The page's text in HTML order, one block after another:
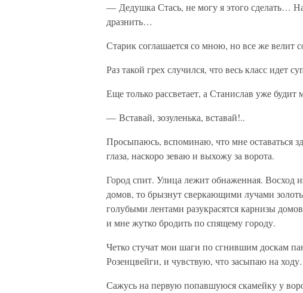
— Дедушка Стась, не могу я этого сделать…
дразнить…
Старик соглашается со мною, но все же велит
Раз такой грех случился, что весь класс идет
Еще только рассветает, а Станислав уже будит
— Вставай, зозуленька, вставай!..
Просыпаюсь, вспоминаю, что мне оставаться
глаза, наскоро зеваю и выхожу за ворота.
Город спит. Улица лежит обнаженная. Восход
домов, то брызнут сверкающими лучами
голубыми лентами разукрасятся карнизы
и мне жутко бродить по спящему городу.
Четко стучат мои шаги по сгнившим доскам
Розенцвейги, и чувствую, что засыпаю на ходу.
Сажусь на первую попавшуюся скамейку у